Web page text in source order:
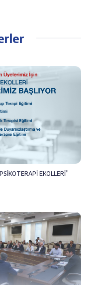
EKOLLERİ”